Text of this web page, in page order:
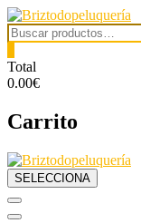
Saltar
al
contenido
Buscar
por:
Total
0.00€
Carrito
SELECCIONA